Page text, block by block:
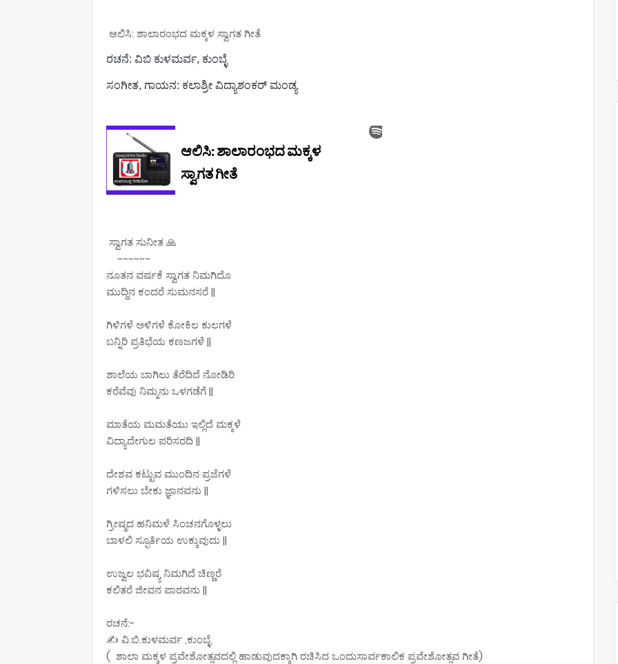
ಆಲಿಸಿ: ಶಾಲಾರಂಭದ ಮಕ್ಕಳ ಸ್ವಾಗತ ಗೀತೆ
ರಚನೆ: ವಿಬಿ ಕುಳಮರ್ವ, ಕುಂಬ್ಳೆ
ಸಂಗೀತ, ಗಾಯನ: ಕಲಾಶ್ರೀ ವಿದ್ಯಾಶಂಕರ್ ಮಂಡ್ಯ
ಸ್ವಾಗತ ಸುನೀತ 🙏
~~~~~~
ನೂತನ ವರ್ಷಕೆ ಸ್ವಾಗತ ನಿಮಗಿದೊ
ಮುದ್ದಿನ ಕಂದರೆ ಸುಮನಸರೆ ||
ಗಿಳಿಗಳೆ ಅಳಿಗಳೆ ಕೋಕಿಲ ಕುಲಗಳೆ
ಬನ್ನಿರಿ ಪ್ರತಿಭೆಯ ಕಣಜಗಳೆ ||
ಶಾಲೆಯ ಬಾಗಿಲು ತೆರೆದಿದೆ ನೋಡಿರಿ
ಕರೆವೆವು ನಿಮ್ಮನು ಒಳಗಡೆಗೆ ||
ಮಾತೆಯ ಮಮತೆಯು ಇಲ್ಲಿದೆ ಮಕ್ಕಳೆ
ವಿದ್ಯಾದೇಗುಲ ಪರಿಸರದಿ ||
ದೇಶವ ಕಟ್ಟುವ ಮುಂದಿನ ಪ್ರಜೆಗಳೆ
ಗಳಿಸಲು ಬೇಕು ಜ್ಞಾನವನು ||
ಗ್ರೀಷ್ಮದ ಹನಿಮಳೆ ಸಿಂಚನಗೊಳ್ಳಲು
ಬಾಳಲಿ ಸ್ಫೂರ್ತಿಯ ಉಕ್ಕುವುದು ||
ಉಜ್ವಲ ಭವಿಷ್ಯ ನಿಮಗಿದೆ ಚಿಣ್ಣರೆ
ಕಲಿತರೆ ಜೀವನ ಪಾಠವನು ||
ರಚನೆ:-
✍ ವಿ.ಬಿ.ಕುಳಮರ್ವ ,ಕುಂಬ್ಳೆ
( ಶಾಲಾ ಮಕ್ಕಳ ಪ್ರವೇಶೋತ್ಸವದಲ್ಲಿ ಹಾಡುವುದಕ್ಕಾಗಿ ರಚಿಸಿದ ಒಂದುಸಾರ್ವಕಾಲಿಕ ಪ್ರವೇಶೋತ್ಸವ ಗೀತೆ)